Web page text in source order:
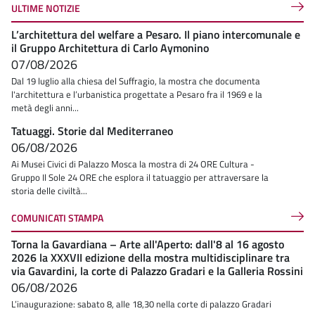
ULTIME NOTIZIE
L’architettura del welfare a Pesaro. Il piano intercomunale e
il Gruppo Architettura di Carlo Aymonino
07/08/2026
Dal 19 luglio alla chiesa del Suffragio, la mostra che documenta
l'architettura e l’urbanistica progettate a Pesaro fra il 1969 e la
metà degli anni...
Tatuaggi. Storie dal Mediterraneo
06/08/2026
Ai Musei Civici di Palazzo Mosca la mostra di 24 ORE Cultura -
Gruppo Il Sole 24 ORE che esplora il tatuaggio per attraversare la
storia delle civiltà...
COMUNICATI STAMPA
Torna la Gavardiana – Arte all'Aperto: dall'8 al 16 agosto
2026 la XXXVII edizione della mostra multidisciplinare tra
via Gavardini, la corte di Palazzo Gradari e la Galleria Rossini
06/08/2026
L’inaugurazione: sabato 8, alle 18,30 nella corte di palazzo Gradari